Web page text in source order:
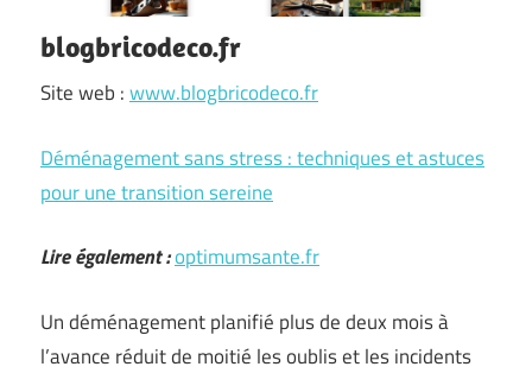
blogbricodeco.fr
Site web :www.blogbricodeco.fr
Déménagement sans stress : techniques et astuces
pour une transition sereine
Lire également :optimumsante.fr
Un déménagement planifié plus de deux mois à
l’avance réduit de moitié les oublis et les incidents